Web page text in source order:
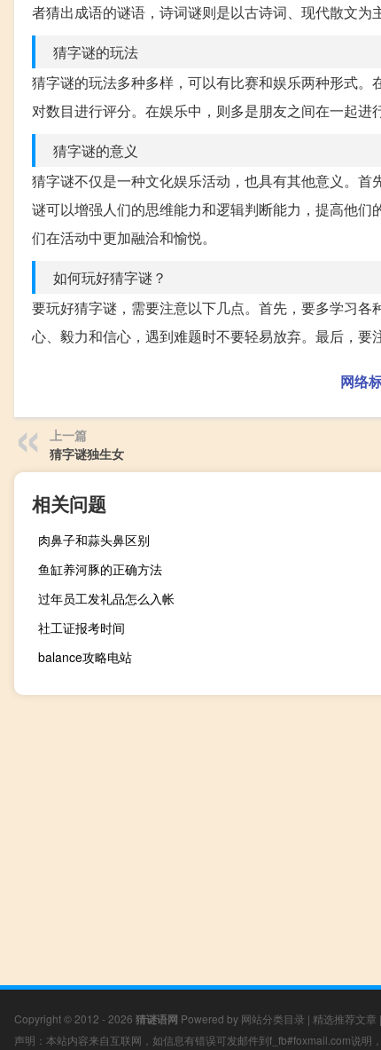
者猜出成语的谜语，诗词谜则是以古诗词、现代散文为
猜字谜的玩法
猜字谜的玩法多种多样，可以有比赛和娱乐两种形式
对数目进行评分。在娱乐中，则多是朋友之间在一起进
猜字谜的意义
猜字谜不仅是一种文化娱乐活动，也具有其他意义。
谜可以增强人们的思维能力和逻辑判断能力，提高他
们在活动中更加融洽和愉悦。
如何玩好猜字谜？
要玩好猜字谜，需要注意以下几点。首先，要多学习
心、毅力和信心，遇到难题时不要轻易放弃。最后，要
网络
上一篇
猜字谜独生女
相关问题
肉鼻子和蒜头鼻区别
鱼缸养河豚的正确方法
过年员工发礼品怎么入帐
社工证报考时间
balance攻略电站
Copyright © 2012 - 2026 猜谜语网 Powered by 网站分类目录 | 精选推荐文章 |
声明：本站内容来自互联网，如信息有错误可发邮件到f_fb#foxmail.com说明